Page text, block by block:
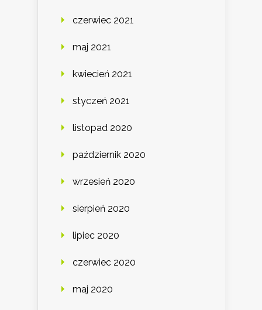
czerwiec 2021
maj 2021
kwiecień 2021
styczeń 2021
listopad 2020
październik 2020
wrzesień 2020
sierpień 2020
lipiec 2020
czerwiec 2020
maj 2020